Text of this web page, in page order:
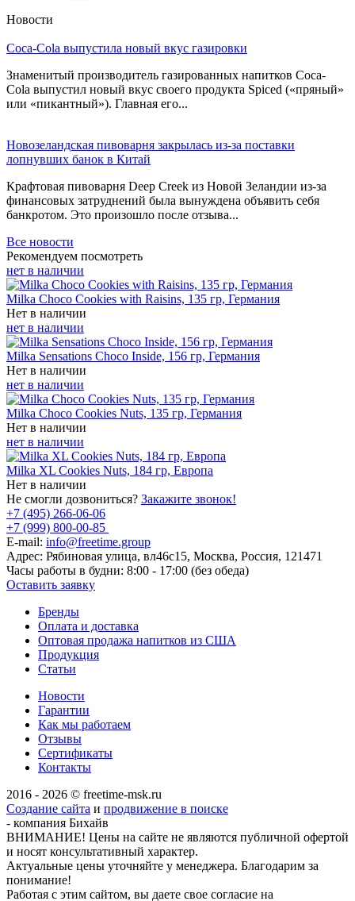
Новости
Coca-Cola выпустила новый вкус газировки
Знаменитый производитель газированных напитков Coca-
Cola выпустил новый вкус своего продукта Spiced («пряный»
или «пикантный»). Главная его...
Новозеландская пивоварня закрылась из-за поставки
лопнувших банок в Китай
Крафтовая пивоварня Deep Creek из Новой Зеландии из-за
финансовых затруднений была вынуждена объявить себя
банкротом. Это произошло после отзыва...
Все новости
Рекомендуем посмотреть
нет в наличии
Milka Choco Cookies with Raisins, 135 гр, Германия
Нет в наличии
нет в наличии
Milka Sensations Choco Inside, 156 гр, Германия
Нет в наличии
нет в наличии
Milka Choco Cookies Nuts, 135 гр, Германия
Нет в наличии
нет в наличии
Milka XL Cookies Nuts, 184 гр, Европа
Нет в наличии
Не смогли дозвониться? Закажите звонок!
+7 (495) 266-06-06
+7 (999) 800-00-85
E-mail: info@freetime.group
Адрес: Рябиновая улица, вл46с15, Москва, Россия, 121471
Часы работы в будни: 8:00 - 17:00 (без обеда)
Оставить заявку
Бренды
Оплата и доставка
Оптовая продажа напитков из США
Продукция
Статьи
Новости
Гарантии
Как мы работаем
Отзывы
Сертификаты
Контакты
2016 - 2026 © freetime-msk.ru
Создание сайта и продвижение в поиске
- компания Бихайв
ВНИМАНИЕ! Цены на сайте не являются публичной офертой
и носят консультативный характер.
Актуальные цены уточняйте у менеджера. Благодарим за
понимание!
Работая с этим сайтом, вы даете свое согласие на